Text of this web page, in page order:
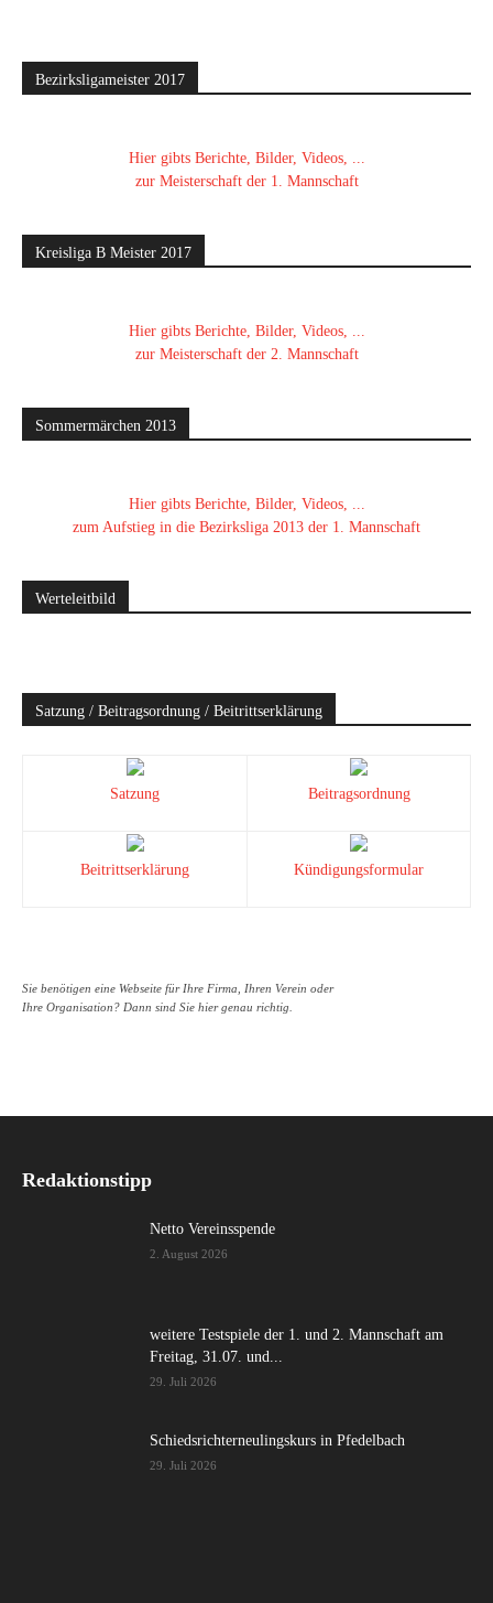
Bezirksligameister 2017
Hier gibts Berichte, Bilder, Videos, ...
zur Meisterschaft der 1. Mannschaft
Kreisliga B Meister 2017
Hier gibts Berichte, Bilder, Videos, ...
zur Meisterschaft der 2. Mannschaft
Sommermärchen 2013
Hier gibts Berichte, Bilder, Videos, ...
zum Aufstieg in die Bezirksliga 2013 der 1. Mannschaft
Werteleitbild
Satzung / Beitragsordnung / Beitrittserklärung
Satzung Beitragsordnung
Beitrittserklärung Kündigungsformular
Sie benötigen eine Webseite für Ihre Firma, Ihren Verein oder
Ihre Organisation? Dann sind Sie hier genau richtig.
Redaktionstipp
Netto Vereinsspende
2. August 2026
weitere Testspiele der 1. und 2. Mannschaft am
Freitag, 31.07. und...
29. Juli 2026
Schiedsrichterneulingskurs in Pfedelbach
29. Juli 2026